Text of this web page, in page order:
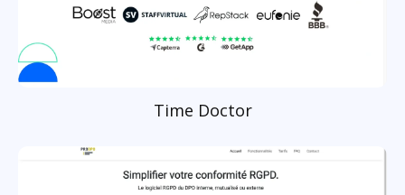
Time Doctor